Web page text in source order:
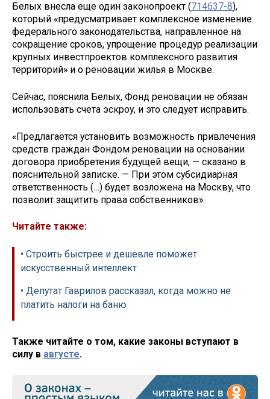
Белых внесла еще один законопроект (714637-8),
который «предусматривает комплексное изменение
федерального законодательства, направленное на
сокращение сроков, упрощение процедур реализации
крупных инвестпроектов комплексного развития
территорий» и о реновации жилья в Москве.
Сейчас, пояснила Белых, Фонд реновации не обязан
использовать счета эскроу, и это следует исправить.
«Предлагается установить возможность привлечения
средств граждан Фондом реновации на основании
договора приобретения будущей вещи, — сказано в
пояснительной записке. — При этом субсидиарная
ответственность (…) будет возложена на Москву, что
позволит защитить права собственников».
Читайте также:
• Строить быстрее и дешевле поможет
искусственный интеллект
• Депутат Гаврилов рассказал, когда можно не
платить налоги на баню
Также читайте о том, какие законы вступают в
силу в августе.